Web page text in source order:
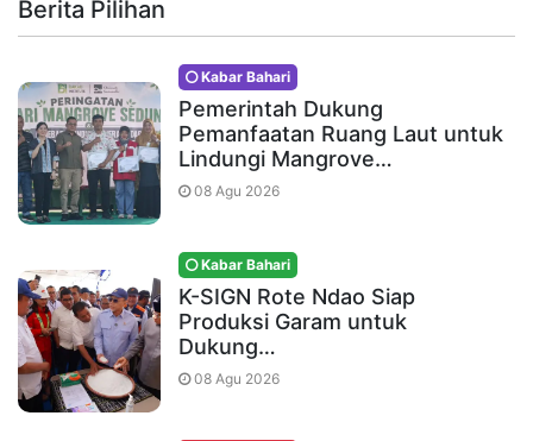
Berita Pilihan
Kabar Bahari
Pemerintah Dukung
Pemanfaatan Ruang Laut untuk
Lindungi Mangrove…
08 Agu 2026
Kabar Bahari
K-SIGN Rote Ndao Siap
Produksi Garam untuk
Dukung…
08 Agu 2026